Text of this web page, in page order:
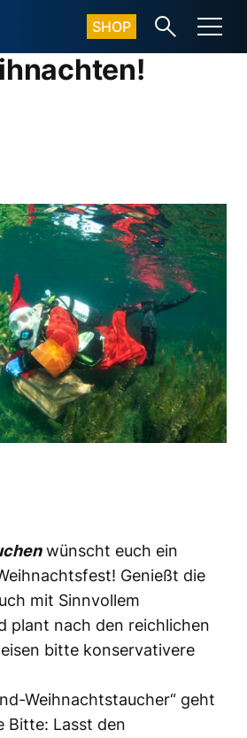
SHOP
wünscht euch ein
Genießt die
mit Sinnvollem
plant nach den reichlichen
bitte konservativere
Weihnachtstaucher“ geht
Bitte: Lasst den